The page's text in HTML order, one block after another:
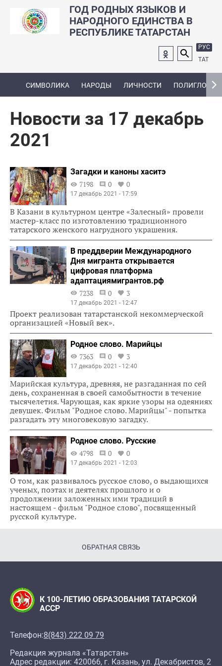
ГОД РОДНЫХ ЯЗЫКОВ И
НАРОДНОГО ЕДИНСТВА В
РЕСПУБЛИКЕ ТАТАРСТАН
РУС
ТАТ
СИМВОЛИКА НАРОДЫ ЛИЧНОСТИ ПОЛИГЛОТ
Новости за 17 декабрь
2021
Загадки и каноны хаситэ
7198
0 0
17 декабрь 2021 - 17:59
В Казани в культурном центре «Залесный» провели
мастер-класс по изготовлению традиционного
татарского женского нагрудного украшения.
В преддверии Международного
Дня мигранта открывается
цифровая платформа
адаптациямигрантов.рф
7238
0 3
17 декабрь 2021 - 12:47
Проект реализован татарстанской некоммерческой
организацией «Новый век».
Родное слово. Марийцы
7363
0 3
17 декабрь 2021 - 12:40
Марийская культура, древняя, не разгаданная по сей
день, сохраненная в своей самобытности в течение
тысячелетия. Чарующая, как яркие узоры на одеяниях
девушек. Фильм "Родное слово. Марийцы" - попытка
разгадать эту многовековую загадку.
Родное слово. Русские
4798
0 0
17 декабрь 2021 - 12:03
О том, как развивалось русское слово, о выдающихся
ученых, поэтах и деятелях прошлого и о
продолжении заложенных ими традиций в
настоящем - фильм "Родное слово", посвященный
русской культуре.
ОБРАТНАЯ СВЯЗЬ
К 100-ЛЕТИЮ ОБРАЗОВАНИЯ ТАТАРСКОЙ
АССР
Телефон:8(843) 222 09 79
Редакция журнала «Татарстан»
Адрес редакции: 420066, г. Казань, ул. Декабристов, 2